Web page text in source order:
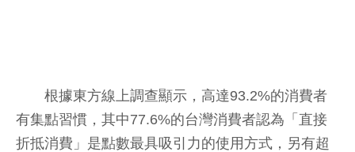
根據東方線上調查顯示，高達93.2%的消費者
有集點習慣，其中77.6%的台灣消費者認為「直接
折抵消費」是點數最具吸引力的使用方式，另有超